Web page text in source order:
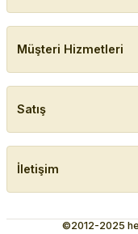
Müşteri Hizmetleri
Satış
İletişim
©2012-2025